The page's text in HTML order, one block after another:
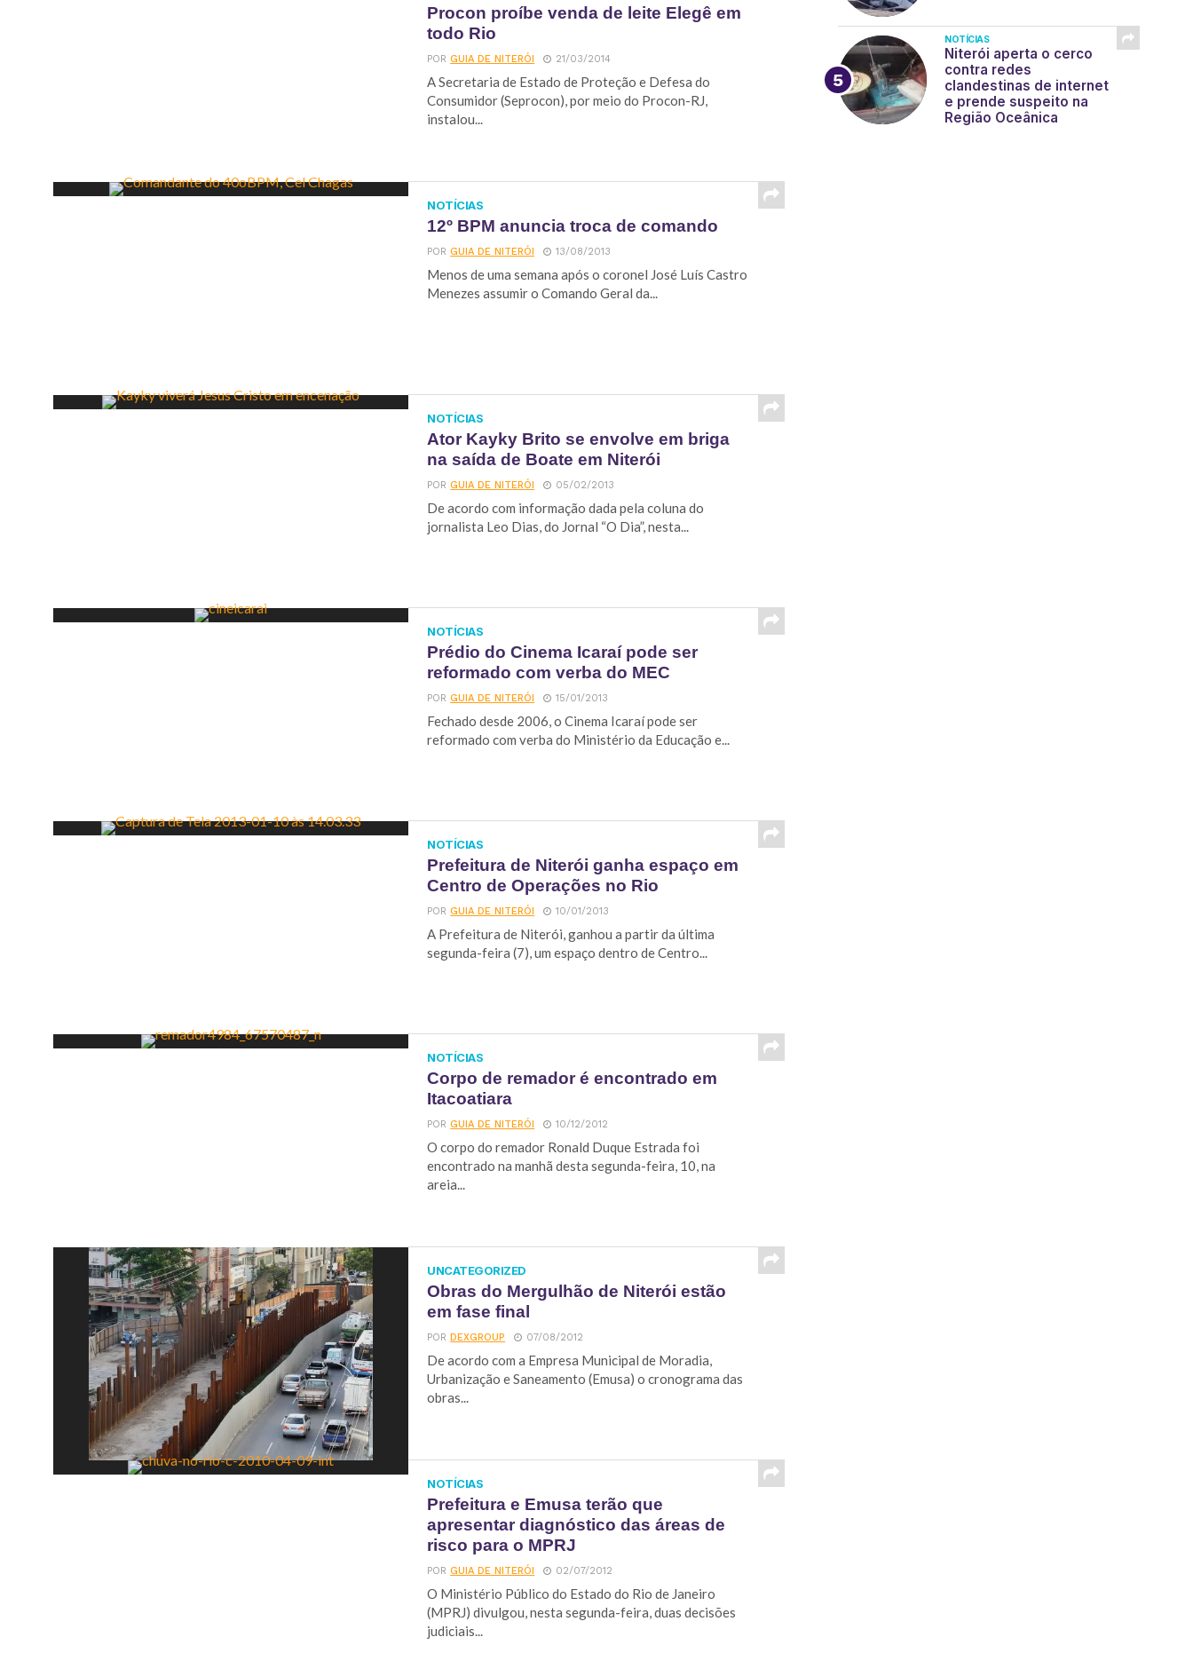
Procon proíbe venda de leite Elegê em
todo Rio
PORGUIA DE NITERÓI 21/03/2014
A Secretaria de Estado de Proteção e Defesa do
Consumidor (Seprocon), por meio do Procon-RJ,
instalou...
NOTÍCIAS
12º BPM anuncia troca de comando
PORGUIA DE NITERÓI 13/08/2013
Menos de uma semana após o coronel José Luís Castro
Menezes assumir o Comando Geral da...
NOTÍCIAS
Ator Kayky Brito se envolve em briga
na saída de Boate em Niterói
PORGUIA DE NITERÓI 05/02/2013
De acordo com informação dada pela coluna do
jornalista Leo Dias, do Jornal “O Dia”, nesta...
NOTÍCIAS
Prédio do Cinema Icaraí pode ser
reformado com verba do MEC
PORGUIA DE NITERÓI 15/01/2013
Fechado desde 2006, o Cinema Icaraí pode ser
reformado com verba do Ministério da Educação e...
NOTÍCIAS
Prefeitura de Niterói ganha espaço em
Centro de Operações no Rio
PORGUIA DE NITERÓI 10/01/2013
A Prefeitura de Niterói, ganhou a partir da última
segunda-feira (7), um espaço dentro de Centro...
NOTÍCIAS
Corpo de remador é encontrado em
Itacoatiara
PORGUIA DE NITERÓI 10/12/2012
O corpo do remador Ronald Duque Estrada foi
encontrado na manhã desta segunda-feira, 10, na
areia...
UNCATEGORIZED
Obras do Mergulhão de Niterói estão
em fase final
PORDEXGROUP 07/08/2012
De acordo com a Empresa Municipal de Moradia,
Urbanização e Saneamento (Emusa) o cronograma das
obras...
NOTÍCIAS
Prefeitura e Emusa terão que
apresentar diagnóstico das áreas de
risco para o MPRJ
PORGUIA DE NITERÓI 02/07/2012
O Ministério Público do Estado do Rio de Janeiro
(MPRJ) divulgou, nesta segunda-feira, duas decisões
judiciais...
NOTÍCIAS
Niterói aperta o cerco
contra redes
clandestinas de internet
e prende suspeito na
Região Oceânica